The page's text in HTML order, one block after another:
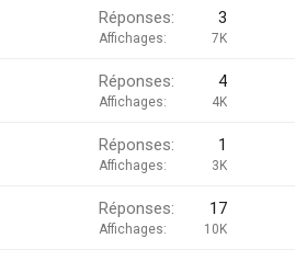
Réponses 3
Affichages 7K
Réponses 4
Affichages 4K
Réponses 1
Affichages 3K
Réponses 17
Affichages 10K